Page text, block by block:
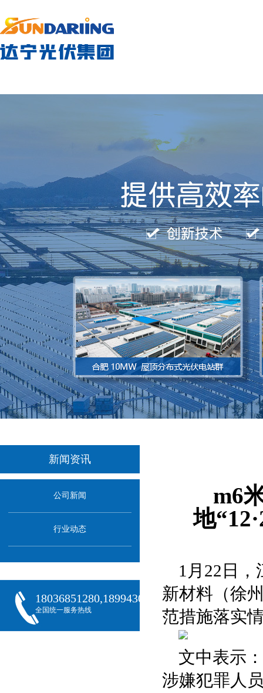
新闻资讯
公司新闻
行业动态
18036851280,18994301288,18068407382
全国统一服务热线
m6
地
1月22日
新材料（徐
范措施落实
文中表示
涉嫌犯罪人